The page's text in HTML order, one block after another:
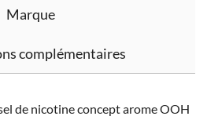
Marque
complémentaires
de nicotine concept arome OOH